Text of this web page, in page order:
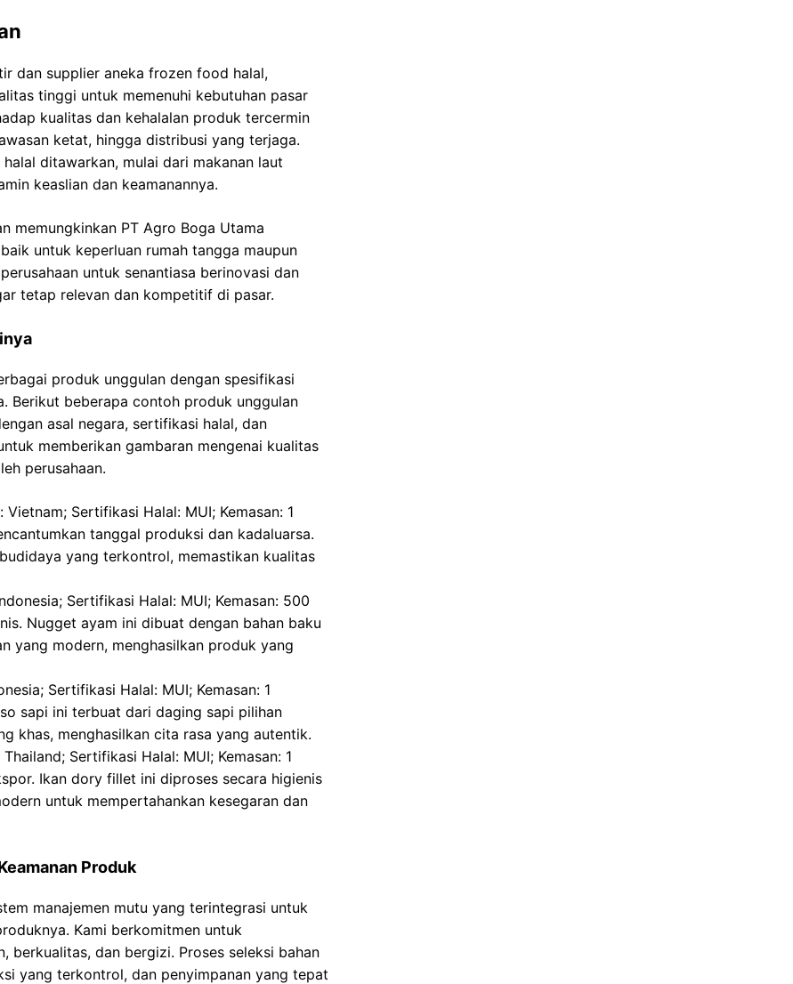
dan supplier aneka frozen food halal,
tinggi untuk memenuhi kebutuhan pasar
kualitas dan kehalalan produk tercermin
ketat, hingga distribusi yang terjaga.
ditawarkan, mulai dari makanan laut
keaslian dan keamanannya.
memungkinkan PT Agro Boga Utama
untuk keperluan rumah tangga maupun
untuk senantiasa berinovasi dan
tetap relevan dan kompetitif di pasar.
produk unggulan dengan spesifikasi
Berikut beberapa contoh produk unggulan
asal negara, sertifikasi halal, dan
memberikan gambaran mengenai kualitas
perusahaan.
Vietnam; Sertifikasi Halal: MUI; Kemasan: 1
tanggal produksi dan kadaluarsa.
yang terkontrol, memastikan kualitas
Sertifikasi Halal: MUI; Kemasan: 500
Nugget ayam ini dibuat dengan bahan baku
yang modern, menghasilkan produk yang
Sertifikasi Halal: MUI; Kemasan: 1
sapi ini terbuat dari daging sapi pilihan
khas, menghasilkan cita rasa yang autentik.
Sertifikasi Halal: MUI; Kemasan: 1
Ikan dory fillet ini diproses secara higienis
untuk mempertahankan kesegaran dan
Produk
manajemen mutu yang terintegrasi untuk
Kami berkomitmen untuk
berkualitas, dan bergizi. Proses seleksi bahan
yang terkontrol, dan penyimpanan yang tepat